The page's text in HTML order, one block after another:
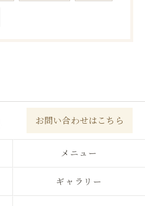
お問い合わせはこちら
メニュー
ギャラリー